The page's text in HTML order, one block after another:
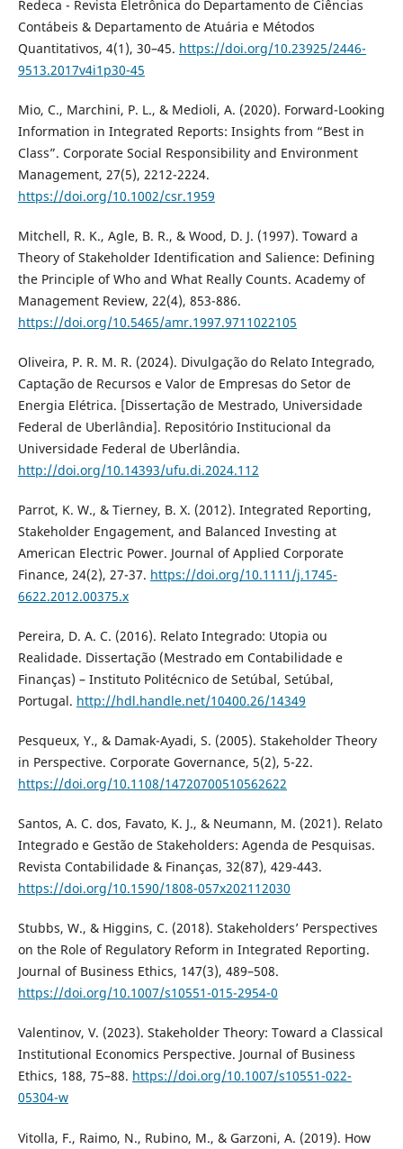
Redeca - Revista Eletrônica do Departamento de Ciências
Contábeis & Departamento de Atuária e Métodos
Quantitativos, 4(1), 30–45. https://doi.org/10.23925/2446-
9513.2017v4i1p30-45
Mio, C., Marchini, P. L., & Medioli, A. (2020). Forward-Looking
Information in Integrated Reports: Insights from “Best in
Class”. Corporate Social Responsibility and Environment
Management, 27(5), 2212-2224.
https://doi.org/10.1002/csr.1959
Mitchell, R. K., Agle, B. R., & Wood, D. J. (1997). Toward a
Theory of Stakeholder Identification and Salience: Defining
the Principle of Who and What Really Counts. Academy of
Management Review, 22(4), 853-886.
https://doi.org/10.5465/amr.1997.9711022105
Oliveira, P. R. M. R. (2024). Divulgação do Relato Integrado,
Captação de Recursos e Valor de Empresas do Setor de
Energia Elétrica. [Dissertação de Mestrado, Universidade
Federal de Uberlândia]. Repositório Institucional da
Universidade Federal de Uberlândia.
http://doi.org/10.14393/ufu.di.2024.112
Parrot, K. W., & Tierney, B. X. (2012). Integrated Reporting,
Stakeholder Engagement, and Balanced Investing at
American Electric Power. Journal of Applied Corporate
Finance, 24(2), 27-37. https://doi.org/10.1111/j.1745-
6622.2012.00375.x
Pereira, D. A. C. (2016). Relato Integrado: Utopia ou
Realidade. Dissertação (Mestrado em Contabilidade e
Finanças) – Instituto Politécnico de Setúbal, Setúbal,
Portugal. http://hdl.handle.net/10400.26/14349
Pesqueux, Y., & Damak-Ayadi, S. (2005). Stakeholder Theory
in Perspective. Corporate Governance, 5(2), 5-22.
https://doi.org/10.1108/14720700510562622
Santos, A. C. dos, Favato, K. J., & Neumann, M. (2021). Relato
Integrado e Gestão de Stakeholders: Agenda de Pesquisas.
Revista Contabilidade & Finanças, 32(87), 429-443.
https://doi.org/10.1590/1808-057x202112030
Stubbs, W., & Higgins, C. (2018). Stakeholders’ Perspectives
on the Role of Regulatory Reform in Integrated Reporting.
Journal of Business Ethics, 147(3), 489–508.
https://doi.org/10.1007/s10551-015-2954-0
Valentinov, V. (2023). Stakeholder Theory: Toward a Classical
Institutional Economics Perspective. Journal of Business
Ethics, 188, 75–88. https://doi.org/10.1007/s10551-022-
05304-w
Vitolla, F., Raimo, N., Rubino, M., & Garzoni, A. (2019). How